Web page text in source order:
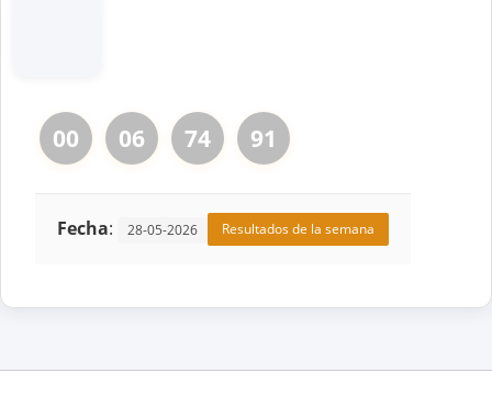
00 06 74 91
Fecha: 28-05-2026 Resultados de la semana